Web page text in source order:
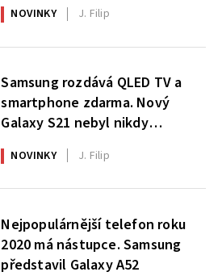
NOVINKY J. Filip
Samsung rozdává QLED TV a
smartphone zdarma. Nový
Galaxy S21 nebyl nikdy
výhodnější
NOVINKY J. Filip
Nejpopulárnější telefon roku
2020 má nástupce. Samsung
představil Galaxy A52